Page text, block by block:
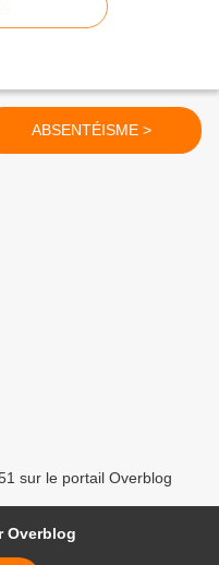
ABSENTÉISME >
sur le portail Overblog
Overblog